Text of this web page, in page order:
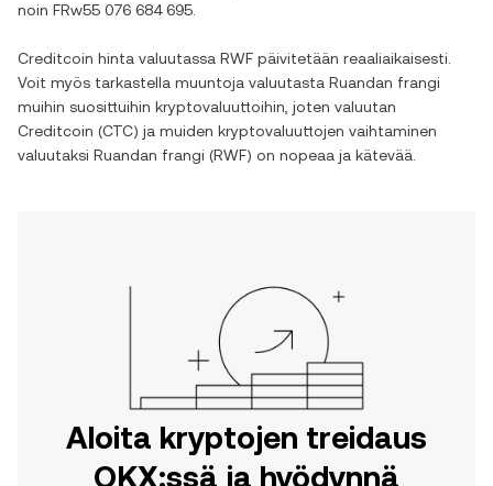
noin FRw55 076 684 695
Creditcoin hinta valuutassa RWF päivitetään reaaliaikaisesti.
Voit myös tarkastella muuntoja valuutasta Ruandan frangi
muihin suosittuihin kryptovaluuttoihin, joten valuutan
Creditcoin (CTC) ja muiden kryptovaluuttojen vaihtaminen
valuutaksi Ruandan frangi (RWF) on nopeaa ja kätevää.
Aloita kryptojen treidaus
OKX:ssä ja hyödynnä